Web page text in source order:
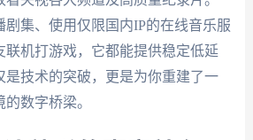
剧集、使用仅限国内IP的在线音乐服
联机打游戏，它都能提供稳定低延
是技术的突破，更是为你重建了一
数字桥梁。